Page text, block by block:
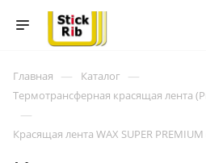
Главная — Каталог —
Термотрансферная красящая лента
—
Красящая лента WAX SUPER